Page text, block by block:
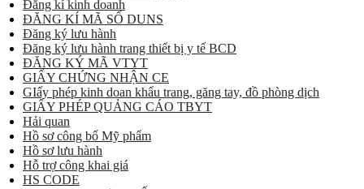
Đăng kí kinh doanh
ĐĂNG KÍ MÃ SỐ DUNS
Đăng ký lưu hành
Đăng ký lưu hành trang thiết bị y tế BCD
ĐĂNG KÝ MÃ VTYT
GIẤY CHỨNG NHẬN CE
GIấy phép kinh doan khẩu trang, găng tay, đồ phòng dịch
GIẤY PHÉP QUẢNG CÁO TBYT
Hải quan
Hồ sơ công bố Mỹ phẩm
Hồ sơ lưu hành
Hỗ trợ công khai giá
HS CODE